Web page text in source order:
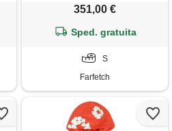
351,00 €
Sped. gratuita
S
Farfetch